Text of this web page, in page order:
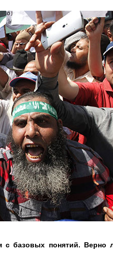
базовых понятий. Верно